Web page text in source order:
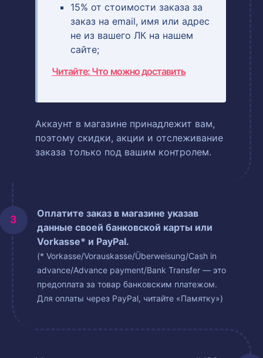
15% от стоимости заказа за
заказ на email, имя или адрес
не из вашего ЛК на нашем
сайте;
Читайте: Что можно доставить
Аккаунт в магазине принадлежит вам,
поэтому скидки, акции и отслеживание
заказа только под вашим контролем.
Оплатите заказ в магазине указав
данные своей банковской карты или
Vorkasse* и PayPal.
(* Vorkasse/Vorauskasse/Überweisung/Cash in
advance/Advance payment/Bank Transfer — это
предоплата за товар банковским платежом.
Для оплаты через PayPal, читайте «Памятку»)